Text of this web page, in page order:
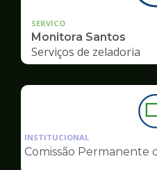
SERVICO
Monitora Santos
Serviços de zeladoria
INSTITUCIONAL
Comissão Permanente